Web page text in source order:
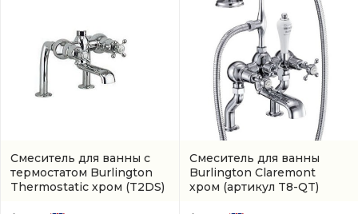
Смеситель для ванны с
термостатом Burlington
Thermostatic хром (T2DS)
Смеситель для ванны
Burlington Claremont
хром (артикул T8-QT)